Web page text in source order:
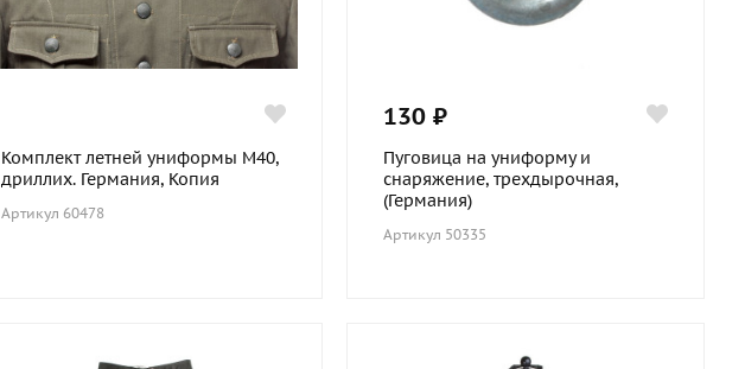
Комплект летней униформы М40,
дриллих. Германия, Копия
Артикул 60478
130 ₽
Пуговица на униформу и
снаряжение, трехдырочная,
(Германия)
Артикул 50335